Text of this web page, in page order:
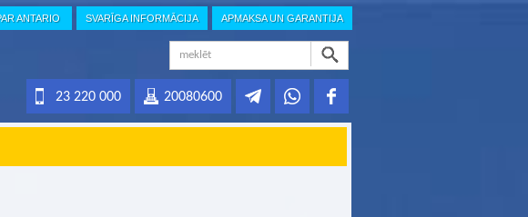
ANTARIO SVARĪGA INFORMĀCIJA APMAKSA UN GARANTIJA
20080600
23 220 000